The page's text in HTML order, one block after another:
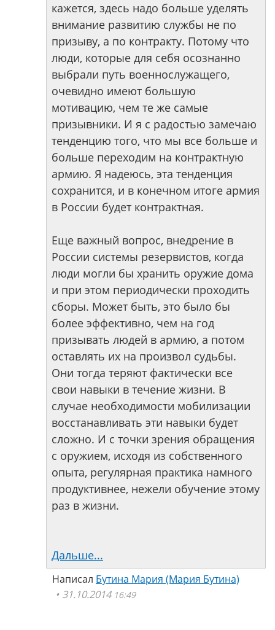
кажется, здесь надо больше уделять
внимание развитию службы не по
призыву, а по контракту. Потому что
люди, которые для себя осознанно
выбрали путь военнослужащего,
очевидно имеют большую
мотивацию, чем те же самые
призывники. И я с радостью замечаю
тенденцию того, что мы все больше и
больше переходим на контрактную
армию. Я надеюсь, эта тенденция
сохранится, и в конечном итоге армия
в России будет контрактная.
Еще важный вопрос, внедрение в
России системы резервистов, когда
люди могли бы хранить оружие дома
и при этом периодически проходить
сборы. Может быть, это было бы
более эффективно, чем на год
призывать людей в армию, а потом
оставлять их на произвол судьбы.
Они тогда теряют фактически все
свои навыки в течение жизни. В
случае необходимости мобилизации
восстанавливать эти навыки будет
сложно. И с точки зрения обращения
с оружием, исходя из собственного
опыта, регулярная практика намного
продуктивнее, нежели обучение этому
раз в жизни.
Дальше...
Написал Бутина Мария (Мария Бутина)
31.10.2014 16:49